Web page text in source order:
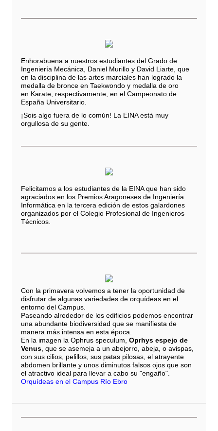
Enhorabuena a nuestros estudiantes del Grado de
Ingeniería Mecánica, Daniel Murillo y David Liarte, que
en la disciplina de las artes marciales han logrado la
medalla de bronce en Taekwondo y medalla de oro
en Karate, respectivamente, en el Campeonato de
España Universitario.
¡Sois algo fuera de lo común! La EINA está muy
orgullosa de su gente.
Felicitamos a los estudiantes de la EINA que han sido
agraciados en los Premios Aragoneses de Ingeniería
Informática en la tercera edición de estos galardones
organizados por el Colegio Profesional de Ingenieros
Técnicos.
Con la primavera volvemos a tener la oportunidad de
disfrutar de algunas variedades de orquídeas en el
entorno del Campus.
Paseando alrededor de los edificios podemos encontrar
una abundante biodiversidad que se manifiesta de
manera más intensa en esta época.
En la imagen la Ophrus speculum, Oprhys espejo de
Venus , que se asemeja a un abejorro, abeja, o avispas,
con sus cilios, pelillos, sus patas pilosas, el atrayente
abdomen brillante y unos diminutos falsos ojos que son
el atractivo ideal para llevar a cabo su "engaño".
Orquídeas en el Campus Río Ebro